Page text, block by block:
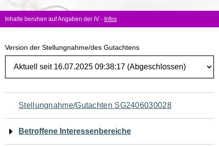
Inhalte beruhen auf Angaben der IV - Infos
Version der Stellungnahme/des Gutachtens
Navigation
für
Stellungnahme/Gutachten SG2406030028
Betroffene Interessenbereiche